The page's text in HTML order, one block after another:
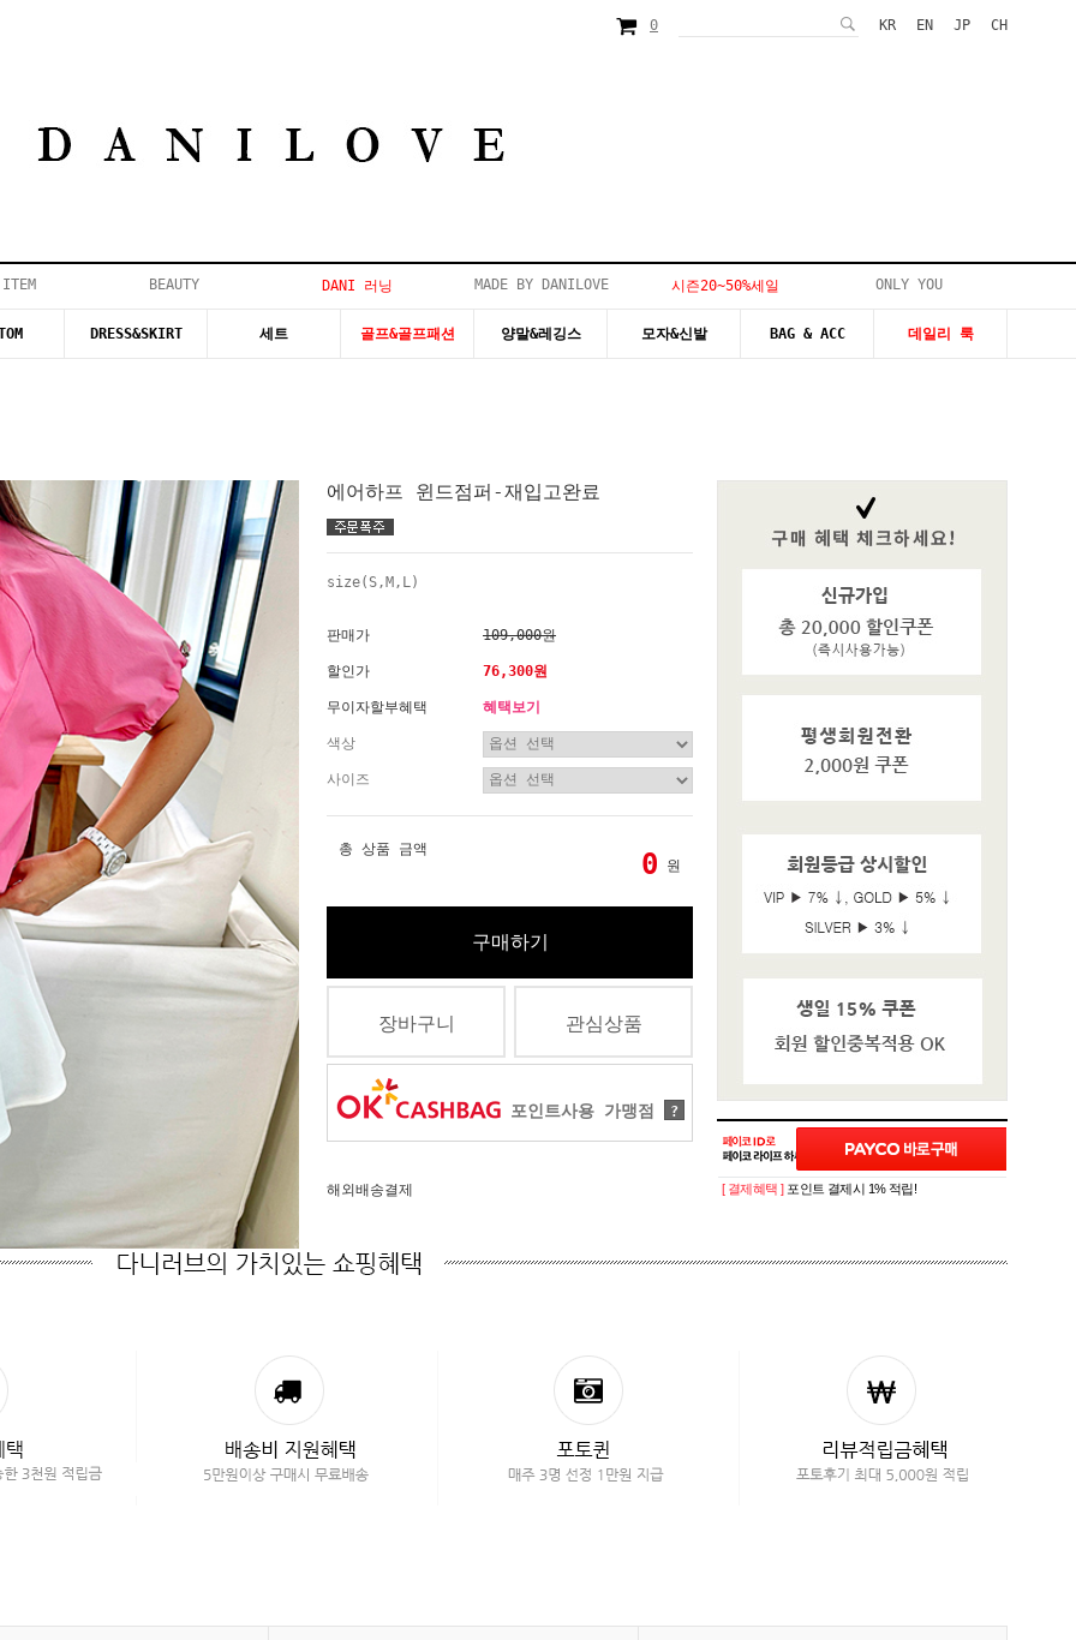
0 KR EN JP CH
BEAUTY DANI 러닝 MADE BY DANILOVE 시즌20~50%세일 ONLY YOU
DRESS&SKIRT 세트 골프&골프패션 양말&레깅스 모자&신발 BAG & ACC 데일리 룩
에어하프 윈드점퍼-재입고완료
size(S,M,L)
판매가 109,000원
할인가 76,300원
무이자할부혜택 혜택보기
색상
사이즈
총 상품 금액 0 원
구매하기
장바구니 관심상품
포인트사용 가맹점 ?
해외배송결제 [ 결제혜택 ] 포인트 결제시 1% 적립!